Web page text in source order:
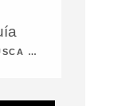
EN CAMINO POR TURQUÍ EN BUSCA DE LA DIOSA. ESTO ES LO QUE ENCONTRÉ.